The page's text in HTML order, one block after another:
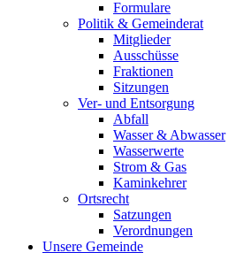
Formulare
Politik & Gemeinderat
Mitglieder
Ausschüsse
Fraktionen
Sitzungen
Ver- und Entsorgung
Abfall
Wasser & Abwasser
Wasserwerte
Strom & Gas
Kaminkehrer
Ortsrecht
Satzungen
Verordnungen
Unsere Gemeinde